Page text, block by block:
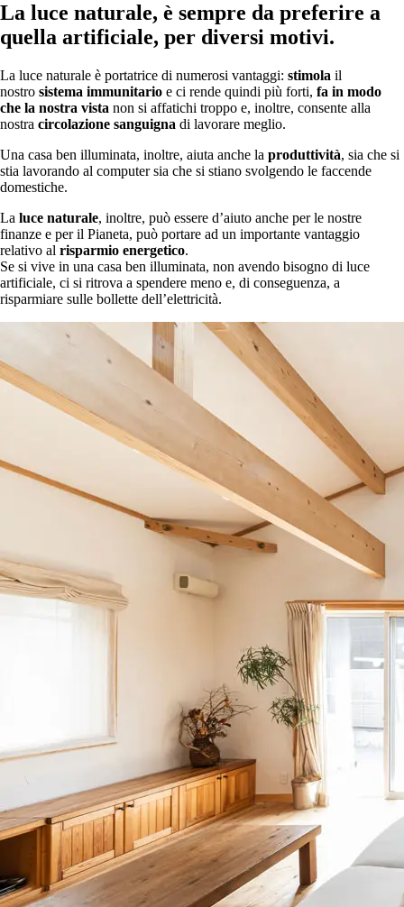
La luce naturale, è sempre da preferire a
quella artificiale, per diversi motivi.
La luce naturale è portatrice di numerosi vantaggi: stimola il
nostro sistema immunitario e ci rende quindi più forti, fa in modo
che la nostra vista non si affatichi troppo e, inoltre, consente alla
nostra circolazione sanguigna di lavorare meglio.
Una casa ben illuminata, inoltre, aiuta anche la produttività, sia che si
stia lavorando al computer sia che si stiano svolgendo le faccende
domestiche.
La luce naturale, inoltre, può essere d’aiuto anche per le nostre
finanze e per il Pianeta, può portare ad un importante vantaggio
relativo al risparmio energetico.
Se si vive in una casa ben illuminata, non avendo bisogno di luce
artificiale, ci si ritrova a spendere meno e, di conseguenza, a
risparmiare sulle bollette dell’elettricità.